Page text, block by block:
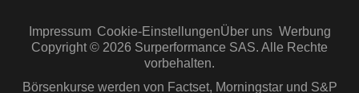
Impressum Cookie-EinstellungenÜber uns Werbung
Copyright © 2026 Surperformance SAS. Alle Rechte
vorbehalten.
Börsenkurse werden von Factset, Morningstar und S&P